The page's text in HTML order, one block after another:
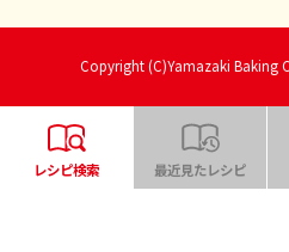
Copyright (C)Yamazaki Baking
レシピ検索 最近見たレシピ